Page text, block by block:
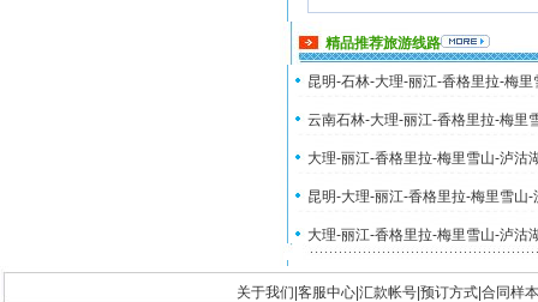
精品推荐旅游线路
昆明-石林-大理-丽江-香格里拉-梅
云南石林-大理-丽江-香格里拉-梅里
大理-丽江-香格里拉-梅里雪山-泸沽
昆明-大理-丽江-香格里拉-梅里雪山
大理-丽江-香格里拉-梅里雪山-泸沽
关于我们 客服中心 汇款帐号 预订方式 合同样本